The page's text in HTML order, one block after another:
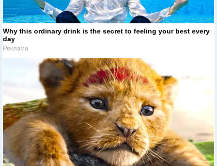
Why this ordinary drink is the secret to feeling your best every
day
Реклама